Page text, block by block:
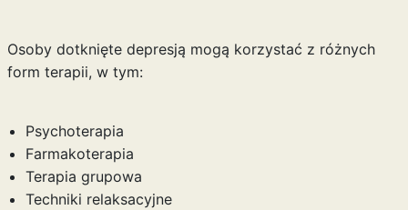
Osoby dotknięte depresją mogą korzystać z różnych
form terapii, w tym:
Psychoterapia
Farmakoterapia
Terapia grupowa
Techniki relaksacyjne